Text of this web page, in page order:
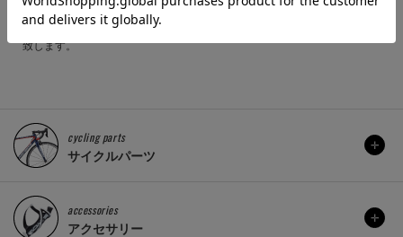
く変更になる場合があります。
ご利用ガイドの内容をご覧いただき、ご了承頂いた上で ご注文をお願い
致します。
cycling parts
サイクルパーツ
accessories
アクセサリー